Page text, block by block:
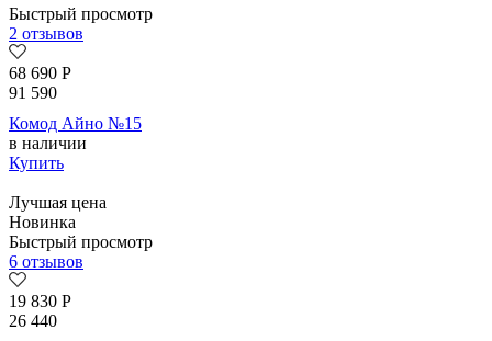
Быстрый просмотр
2 отзывов
68 690 Р
91 590
Комод Айно №15
в наличии
Купить
Лучшая цена
Новинка
Быстрый просмотр
6 отзывов
19 830 Р
26 440